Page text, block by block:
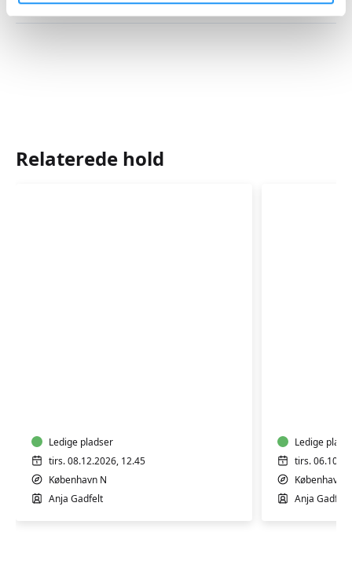
Mødegange
Relaterede hold
Ledige pladser
tirs. 08.12.2026, 12.45
København N
Anja Gadfelt
Ledige
tirs.
København N
Anja Gadfelt